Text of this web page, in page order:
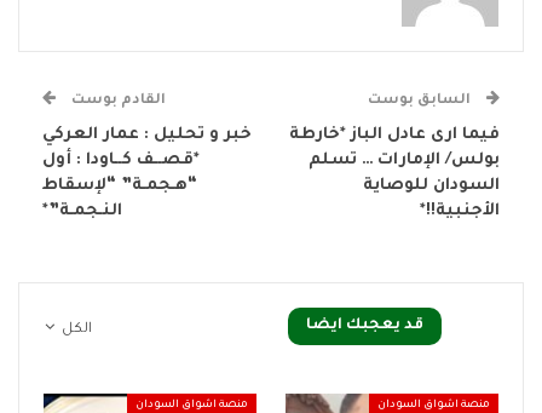
السابق بوست
فيما ارى عادل الباز *خارطة
بولس/ الإمارات … تسلم
السودان للوصاية
الأجنبية!!*
القادم بوست
خبر و تحليل : عمار العركي
*قصــف كــاودا : أول
“هـجمـة” “لإسقاط
النـجمـة”*
الكل قد يعجبك ايضا
منصة اشواق السودان منصة اشواق السودان